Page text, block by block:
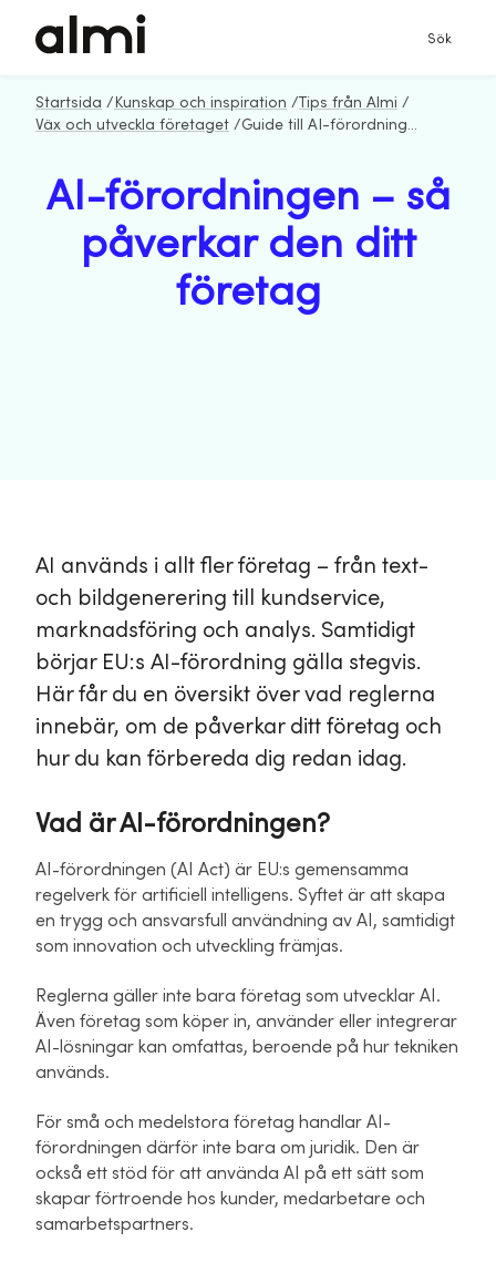
Sök
Startsida / Kunskap och inspiration /Tips från Almi /
Väx och utveckla företaget / Guide till AI-förordningen
AI-förordningen – så
påverkar den ditt
företag
AI används i allt fler företag – från text-
och bildgenerering till kundservice,
marknadsföring och analys. Samtidigt
börjar EU:s AI-förordning gälla stegvis.
Här får du en översikt över vad reglerna
innebär, om de påverkar ditt företag och
hur du kan förbereda dig redan idag.
Vad är AI-förordningen?
AI-förordningen (AI Act) är EU:s gemensamma
regelverk för artificiell intelligens. Syftet är att skapa
en trygg och ansvarsfull användning av AI, samtidigt
som innovation och utveckling främjas.
Reglerna gäller inte bara företag som utvecklar AI.
Även företag som köper in, använder eller integrerar
AI-lösningar kan omfattas, beroende på hur tekniken
används.
För små och medelstora företag handlar AI-
förordningen därför inte bara om juridik. Den är
också ett stöd för att använda AI på ett sätt som
skapar förtroende hos kunder, medarbetare och
samarbetspartners.